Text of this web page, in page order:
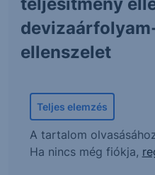
ellenszelet
Teljes elemzés
A tartalom
Ha nincs még fiókja,